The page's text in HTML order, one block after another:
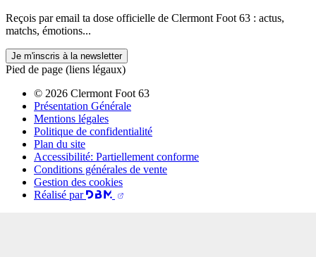
Reçois par email ta dose officielle de Clermont Foot 63 : actus,
matchs, émotions...
Je m'inscris à la newsletter
Pied de page (liens légaux)
© 2026 Clermont Foot 63
Présentation Générale
Mentions légales
Politique de confidentialité
Plan du site
Accessibilité: Partiellement conforme
Conditions générales de vente
Gestion des cookies
Réalisé par